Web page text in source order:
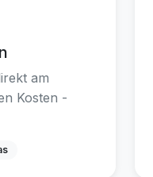
am
Kosten -